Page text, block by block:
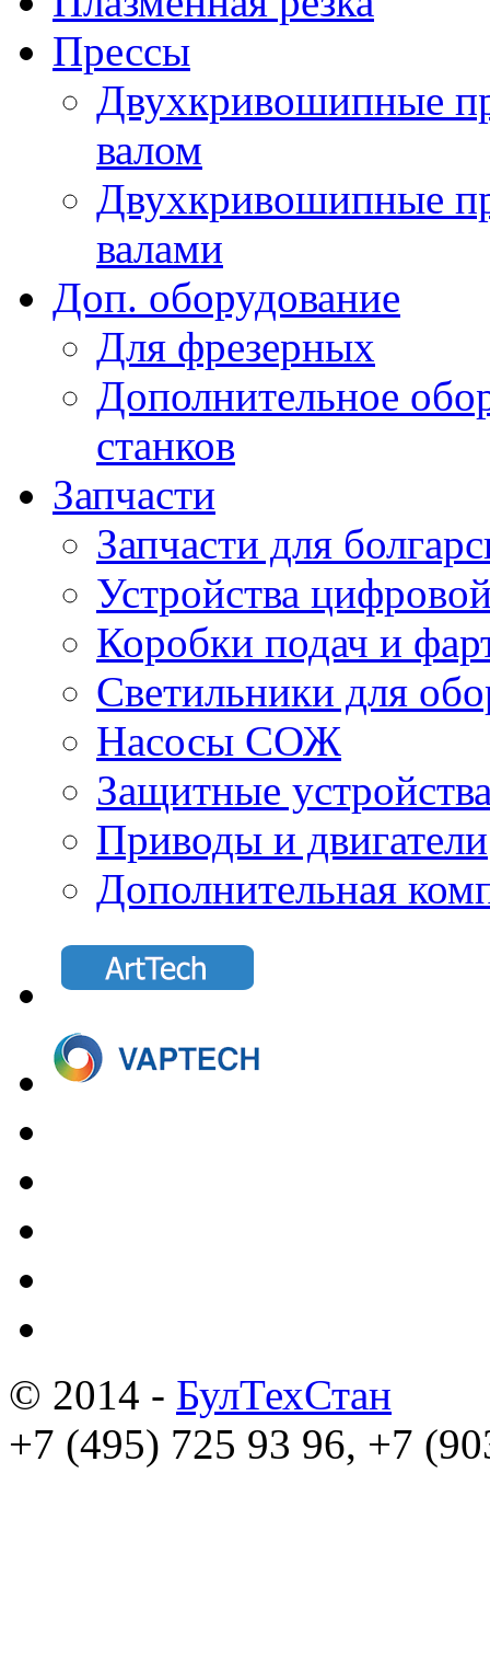
Прессы
Двухкривошипные
валом
Двухкривошипные
валами
Доп. оборудование
Для фрезерных
Дополнительное
станков
Запчасти
Запчасти для
Устройства
Коробки подач и
Светильники для
Насосы СОЖ
Защитные
Приводы и двигатели
Дополнительная
© 2014 - БулТехСтан
+7 (495) 725 93 96, +7